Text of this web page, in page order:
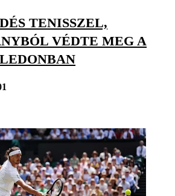
TENISSZEL,
VÉDTE MEG A